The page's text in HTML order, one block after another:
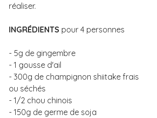
réaliser.
INGRÉDIENTS pour 4 personnes
- 5g de gingembre
- 1 gousse d'ail
- 300g de champignon shiitake frais
ou séchés
- 1/2 chou chinois
- 150g de germe de soja